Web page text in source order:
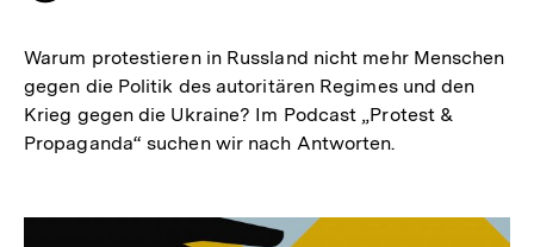
Warum protestieren in Russland nicht mehr Menschen
gegen die Politik des autoritären Regimes und den
Krieg gegen die Ukraine? Im Podcast „Protest &
Propaganda“ suchen wir nach Antworten.